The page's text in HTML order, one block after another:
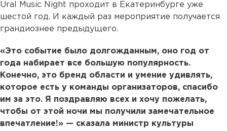
Ural Music Night проходит в Екатеринбурге уже
шестой год. И каждый раз мероприятие получается
грандиознее предыдущего.
«Это событие было долгожданным, оно год от
года набирает все большую популярность.
Конечно, это бренд области и умение удивлять,
которое есть у команды организаторов, спасибо
им за это. Я поздравляю всех и хочу пожелать,
чтобы от этой ночи мы получили замечательное
впечатление!» — сказала министр культуры